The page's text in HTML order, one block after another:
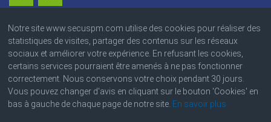
© 2023 Caisse de Prévoyance Sociale
Angle des boulevards Colmay et Thélot • BP : 4220
97500 Saint-Pierre et Miquelon
Notre site www.secuspm.com utilise des cookies pour réaliser des
statistiques de visites, partager des contenus sur les réseaux
sociaux et améliorer votre expérience. En refusant les cookies,
certains services pourraient être amenés à ne pas fonctionner
correctement. Nous conservons votre choix pendant 30 jours.
Vous pouvez changer d'avis en cliquant sur le bouton 'Cookies' en
bas à gauche de chaque page de notre site. En savoir plus